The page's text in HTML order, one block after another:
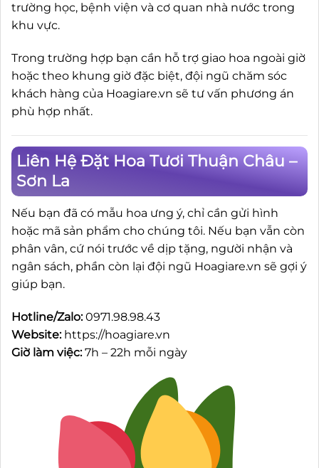
trường học, bệnh viện và cơ quan nhà nước trong
khu vực.
Trong trường hợp bạn cần hỗ trợ giao hoa ngoài giờ
hoặc theo khung giờ đặc biệt, đội ngũ chăm sóc
khách hàng của Hoagiare.vn sẽ tư vấn phương án
phù hợp nhất.
Liên Hệ Đặt Hoa Tươi Thuận Châu –
Sơn La
Nếu bạn đã có mẫu hoa ưng ý, chỉ cần gửi hình
hoặc mã sản phẩm cho chúng tôi. Nếu bạn vẫn còn
phân vân, cứ nói trước về dịp tặng, người nhận và
ngân sách, phần còn lại đội ngũ Hoagiare.vn sẽ gợi ý
giúp bạn.
Hotline/Zalo:0971.98.98.43
Website: https://hoagiare.vn
Giờ làm việc:7h – 22h mỗi ngày